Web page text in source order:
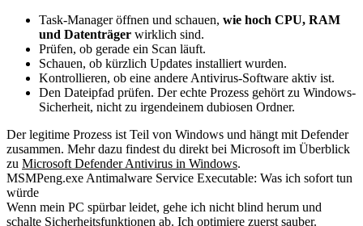
Task-Manager öffnen und schauen, wie hoch CPU, RAM
und Datenträger wirklich sind.
Prüfen, ob gerade ein Scan läuft.
Schauen, ob kürzlich Updates installiert wurden.
Kontrollieren, ob eine andere Antivirus-Software aktiv ist.
Den Dateipfad prüfen. Der echte Prozess gehört zu Windows-
Sicherheit, nicht zu irgendeinem dubiosen Ordner.
Der legitime Prozess ist Teil von Windows und hängt mit Defender
zusammen. Mehr dazu findest du direkt bei Microsoft im Überblick
zu Microsoft Defender Antivirus in Windows.
MSMPeng.exe Antimalware Service Executable: Was ich sofort tun
würde
Wenn mein PC spürbar leidet, gehe ich nicht blind herum und
schalte Sicherheitsfunktionen ab. Ich optimiere zuerst sauber.